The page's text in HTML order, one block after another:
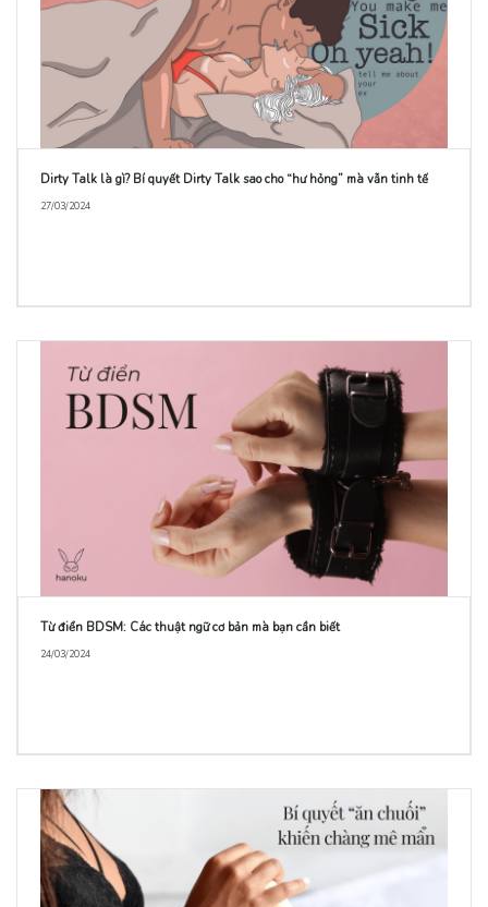
Dirty Talk là gì? Bí quyết Dirty Talk sao cho “hư hỏng” mà vẫn tinh tế
27/03/2024
Từ điển BDSM: Các thuật ngữ cơ bản mà bạn cần biết
24/03/2024